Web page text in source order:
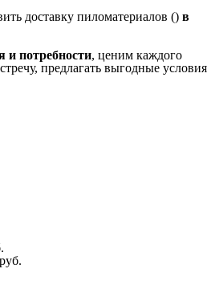
доставку пиломатериалов () в
и потребности, ценим каждого
предлагать выгодные условия